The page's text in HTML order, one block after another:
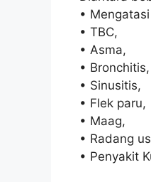
•
• TBC,
• Asma,
• Bronchitis,
• Sinusitis,
• Flek paru,
• Maag,
• Radang
• Penyakit